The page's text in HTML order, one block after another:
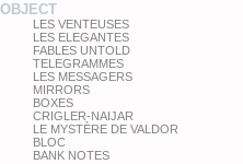
OBJECT
LES VENTEUSES
LES ELEGANTES
FABLES UNTOLD
TELEGRAMMES
LES MESSAGERS
MIRRORS
BOXES
CRIGLER-NAIJAR
LE MYSTÈRE DE VALDOR
BLOC
BANK NOTES